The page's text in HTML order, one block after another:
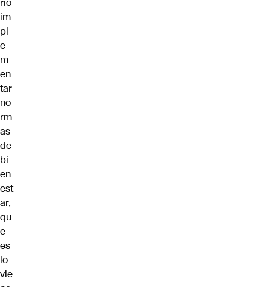
im
pl
e
m
en
tar
no
rm
as
de
bi
en
est
ar,
qu
e
es
lo
vie